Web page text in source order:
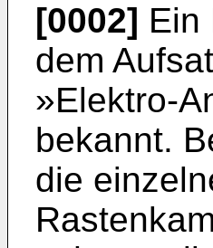
[0002] Ein
dem
»Elektro-
bekannt.
die